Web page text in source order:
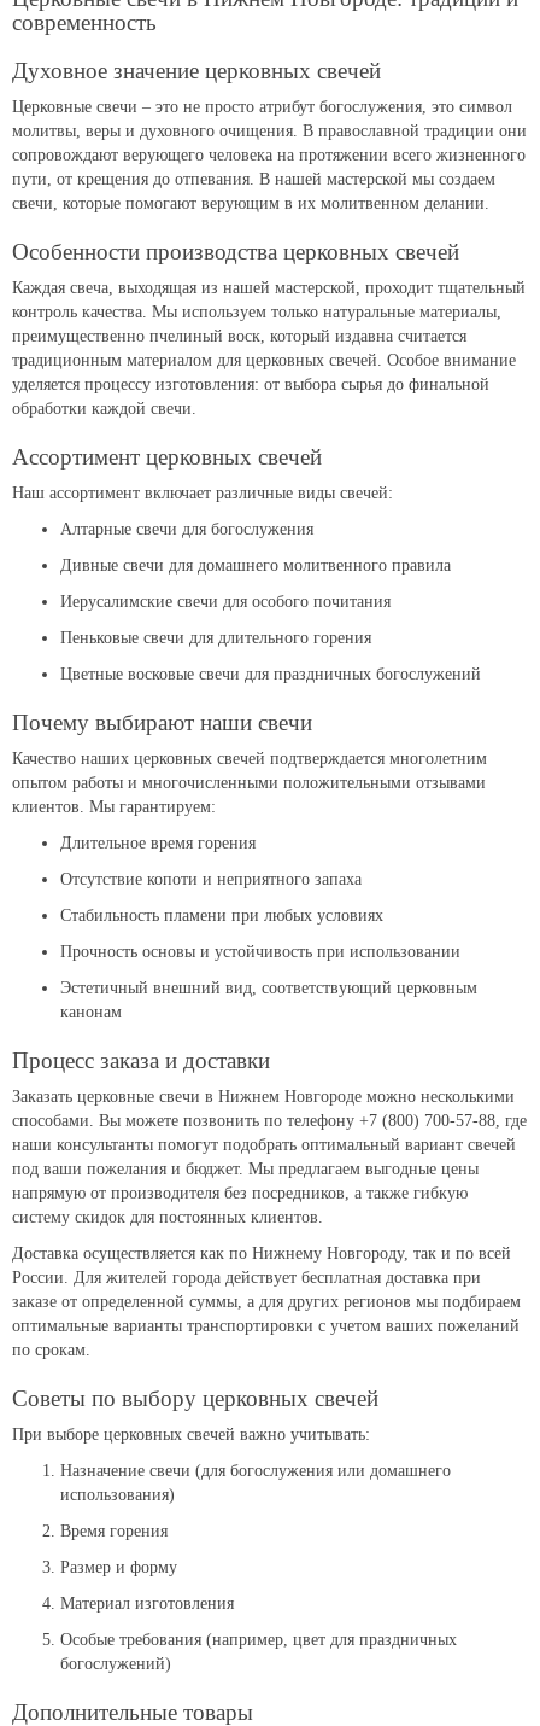
современность
Духовное значение церковных свечей
Церковные свечи – это не просто атрибут богослужения, это символ
молитвы, веры и духовного очищения. В православной традиции они
сопровождают верующего человека на протяжении всего жизненного
пути, от крещения до отпевания. В нашей мастерской мы создаем
свечи, которые помогают верующим в их молитвенном делании.
Особенности производства церковных свечей
Каждая свеча, выходящая из нашей мастерской, проходит тщательный
контроль качества. Мы используем только натуральные материалы,
преимущественно пчелиный воск, который издавна считается
традиционным материалом для церковных свечей. Особое внимание
уделяется процессу изготовления: от выбора сырья до финальной
обработки каждой свечи.
Ассортимент церковных свечей
Наш ассортимент включает различные виды свечей:
Алтарные свечи для богослужения
Дивные свечи для домашнего молитвенного правила
Иерусалимские свечи для особого почитания
Пеньковые свечи для длительного горения
Цветные восковые свечи для праздничных богослужений
Почему выбирают наши свечи
Качество наших церковных свечей подтверждается многолетним
опытом работы и многочисленными положительными отзывами
клиентов. Мы гарантируем:
Длительное время горения
Отсутствие копоти и неприятного запаха
Стабильность пламени при любых условиях
Прочность основы и устойчивость при использовании
Эстетичный внешний вид, соответствующий церковным
канонам
Процесс заказа и доставки
Заказать церковные свечи в Нижнем Новгороде можно несколькими
способами. Вы можете позвонить по телефону +7 (800) 700-57-88, где
наши консультанты помогут подобрать оптимальный вариант свечей
под ваши пожелания и бюджет. Мы предлагаем выгодные цены
напрямую от производителя без посредников, а также гибкую
систему скидок для постоянных клиентов.
Доставка осуществляется как по Нижнему Новгороду, так и по всей
России. Для жителей города действует бесплатная доставка при
заказе от определенной суммы, а для других регионов мы подбираем
оптимальные варианты транспортировки с учетом ваших пожеланий
по срокам.
Советы по выбору церковных свечей
При выборе церковных свечей важно учитывать:
Назначение свечи (для богослужения или домашнего
использования)
Время горения
Размер и форму
Материал изготовления
Особые требования (например, цвет для праздничных
богослужений)
Дополнительные товары